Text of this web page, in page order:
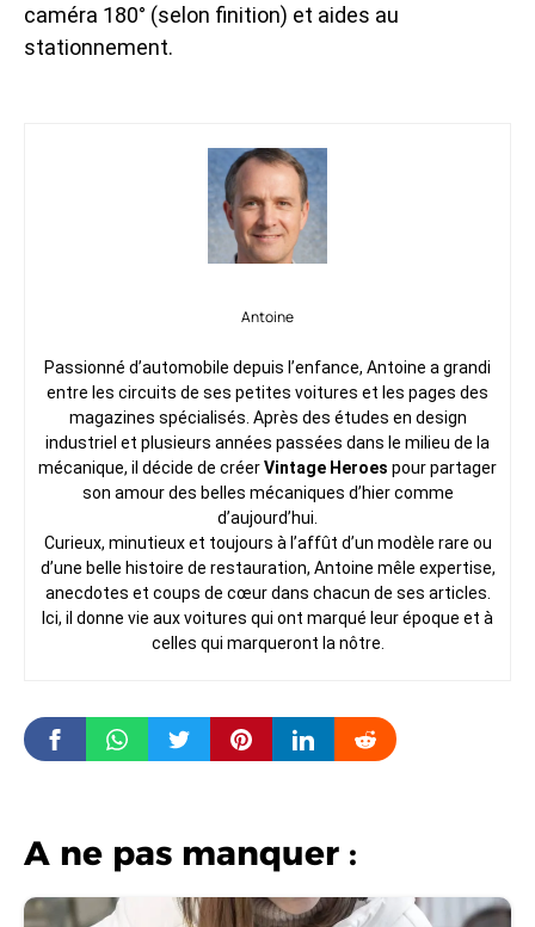
caméra 180° (selon finition) et aides au
stationnement.
Antoine
Passionné d’automobile depuis l’enfance, Antoine a grandi
entre les circuits de ses petites voitures et les pages des
magazines spécialisés. Après des études en design
industriel et plusieurs années passées dans le milieu de la
mécanique, il décide de créerVintage Heroes pour partager
son amour des belles mécaniques d’hier comme
d’aujourd’hui.
Curieux, minutieux et toujours à l’affût d’un modèle rare ou
d’une belle histoire de restauration, Antoine mêle expertise,
anecdotes et coups de cœur dans chacun de ses articles.
Ici, il donne vie aux voitures qui ont marqué leur époque et à
celles qui marqueront la nôtre.
A ne pas manquer :